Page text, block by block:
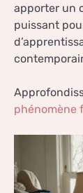
apporter un
puissant
phénomène